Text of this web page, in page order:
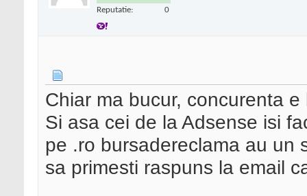
Reputatie: 0
Chiar ma bucur, concurenta
Si asa cei de la Adsense isi
pe .ro bursadereclama au un
sa primesti raspuns la email